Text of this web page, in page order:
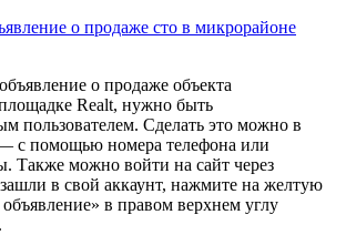
о продаже сто в микрорайоне
о продаже объекта
Realt, нужно быть
пользователем. Сделать это можно в
с помощью номера телефона или
Также можно войти на сайт через
в свой аккаунт, нажмите на желтую
в правом верхнем углу